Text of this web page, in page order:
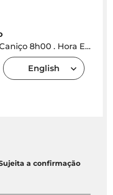
fornecida dependendo da localização hotel
English
a confirmação